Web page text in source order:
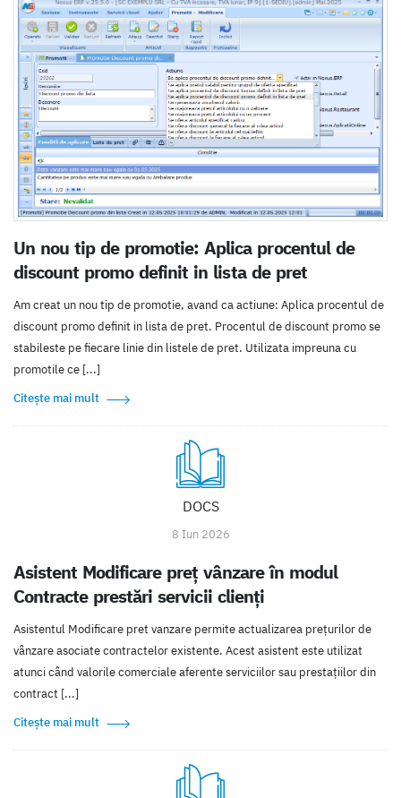
Un nou tip de promotie: Aplica procentul de
discount promo definit in lista de pret
Am creat un nou tip de promotie, avand ca actiune: Aplica procentul de
discount promo definit in lista de pret. Procentul de discount promo se
stabileste pe fiecare linie din listele de pret. Utilizata impreuna cu
promotile ce [...]
Citește mai mult
DOCS
8 Iun 2026
Asistent Modificare preț vânzare în modul
Contracte prestări servicii clienți
Asistentul Modificare pret vanzare permite actualizarea prețurilor de
vânzare asociate contractelor existente. Acest asistent este utilizat
atunci când valorile comerciale aferente serviciilor sau prestațiilor din
contract [...]
Citește mai mult